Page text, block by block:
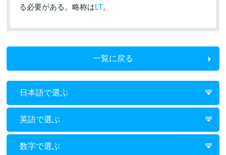
る必要がある。略称はLT。
一覧に戻る
日本語で選ぶ
英語で選ぶ
数字で選ぶ